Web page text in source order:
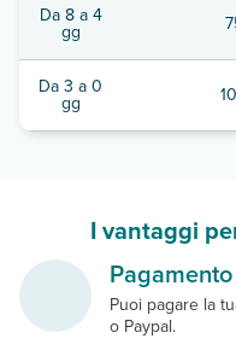
Da 8 a 4
gg
Da 3 a 0
gg
I vantaggi
Puoi pagare la
o Paypal.